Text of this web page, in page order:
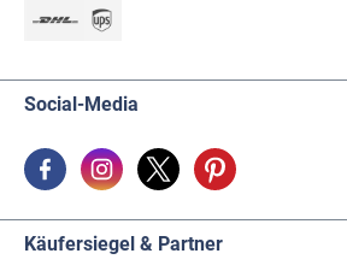
Social-Media
Käufersiegel & Partner